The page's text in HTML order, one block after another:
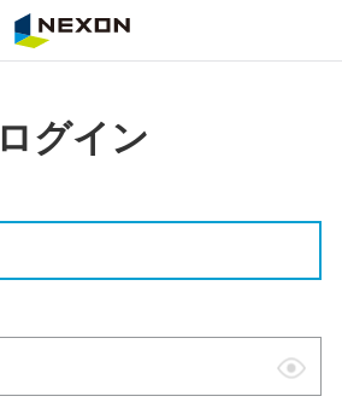
ログイン
表